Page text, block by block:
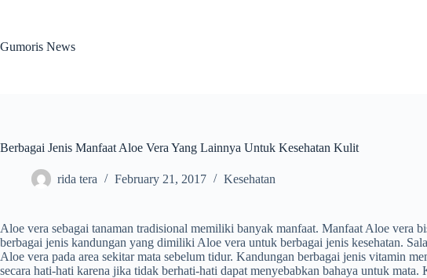
Gumoris News
Berbagai Jenis Manfaat Aloe Vera Yang Lainnya Untuk Kesehatan Kulit
rida tera February 21, 2017 Kesehatan
Aloe vera sebagai tanaman tradisional memiliki banyak manfaat. Manfaat Aloe vera
berbagai jenis kandungan yang dimiliki Aloe vera untuk berbagai jenis kesehatan.
Aloe vera pada area sekitar mata sebelum tidur. Kandungan berbagai jenis vitamin
secara hati-hati karena jika tidak berhati-hati dapat menyebabkan bahaya untuk